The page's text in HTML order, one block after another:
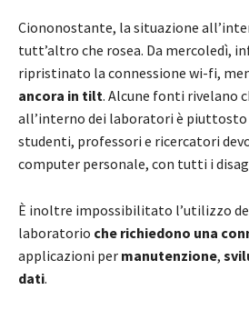
Ciononostante, la situazione
tutt’altro che rosea. Da mercoledì,
ripristinato la connessione wi-fi,
ancora in tilt. Alcune fonti rivelano
all’interno dei laboratori è piuttosto
studenti, professori e ricercatori
computer personale, con tutti i
È inoltre impossibilitato l’utilizzo
laboratorio che richiedono una
applicazioni per manutenzione,
dati.